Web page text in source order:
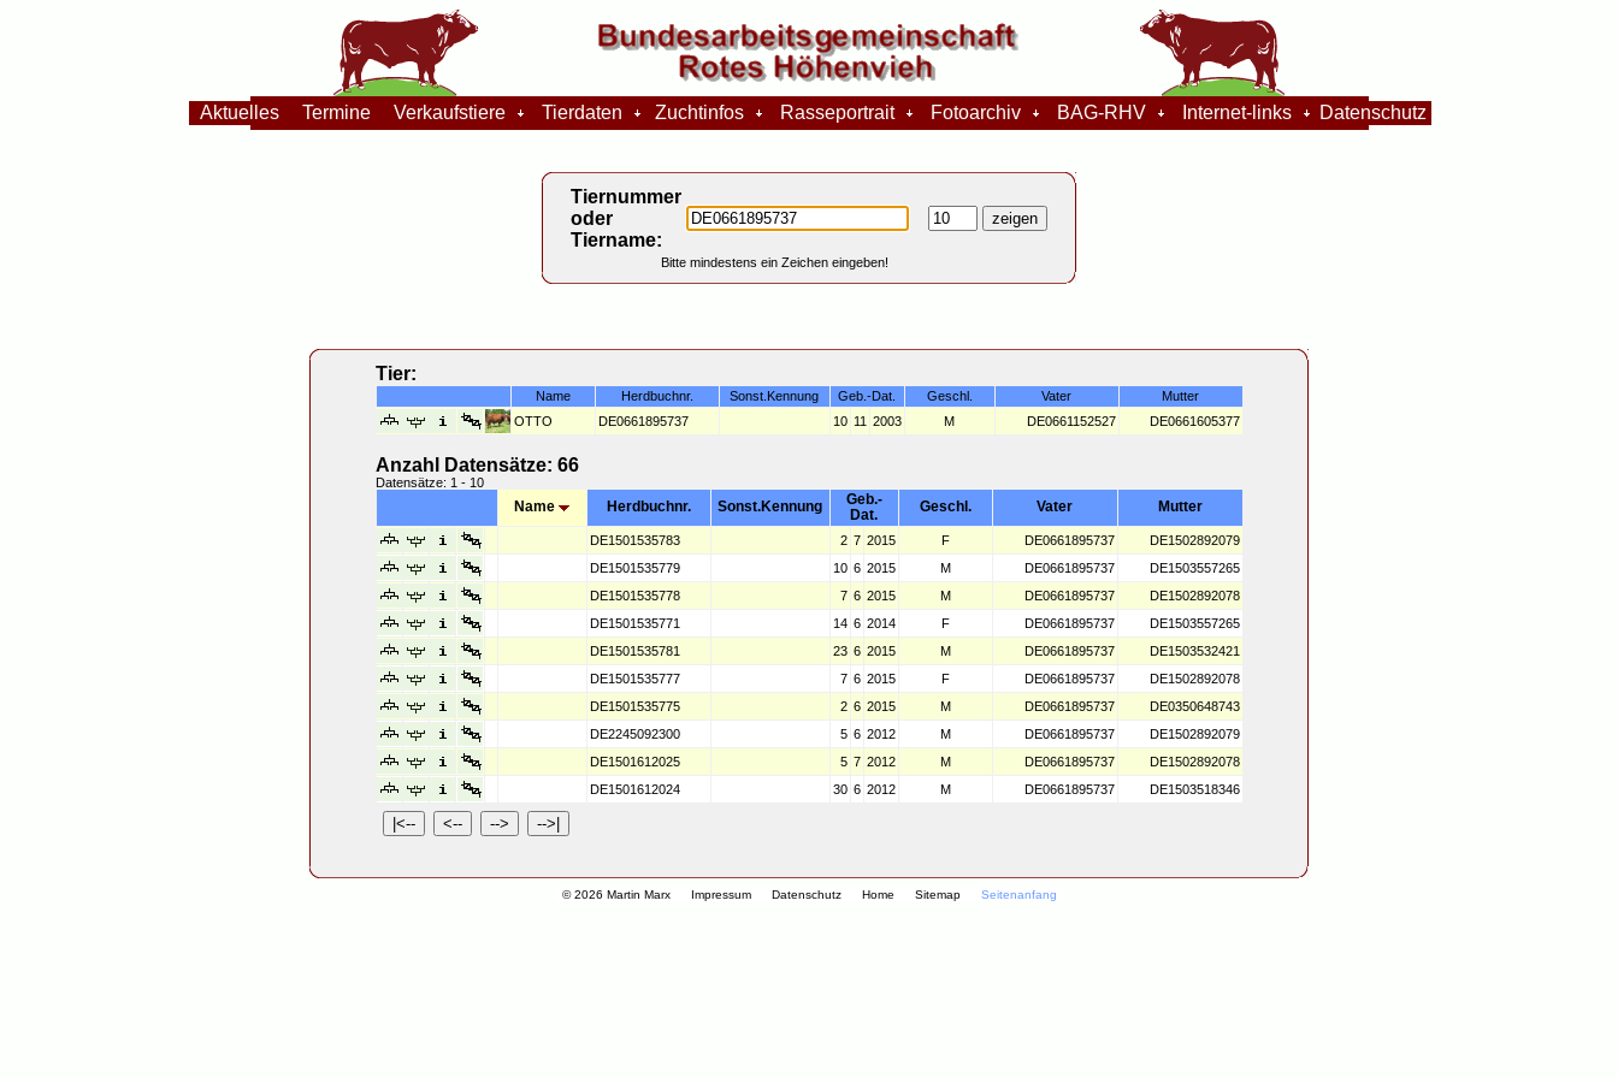
© 2026 Martin Marx Impressum Datenschutz Home Sitemap Seitenanfang
Aktuelles Termine Verkaufstiere Tierdaten Zuchtinfos Rasseportrait Fotoarchiv BAG-RHV Internet-links Datenschutz
Tiernummer
oder
Tiername:
Bitte mindestens ein Zeichen eingeben!
Tier:
Name Herdbuchnr. Sonst.Kennung Geb.-Dat. Geschl. Vater
Mutter
OTTO
DE0661895737 10 11 2003 M DE0661152527 DE0661605377
Anzahl Datensätze: 66
Datensätze: 1 - 10
Name Herdbuchnr. Sonst.Kennung
Geb.-
Dat.
Geschl. Vater Mutter
DE1501535783 2 7 2015 F DE0661895737
DE1502892079
DE1501535779
10 6 2015 M DE0661895737
DE1503557265
DE1501535778
7 6 2015 M DE0661895737
DE1502892078
DE1501535771
14 6 2014 F DE0661895737
DE1503557265
DE1501535781
23 6 2015 M DE0661895737
DE1503532421
DE1501535777
7 6 2015 F DE0661895737
DE1502892078
DE1501535775
2 6 2015 M DE0661895737
DE0350648743
DE2245092300
5 6 2012 M DE0661895737
DE1502892079
DE1501612025
5 7 2012 M DE0661895737
DE1502892078
DE1501612024
30 6 2012 M DE0661895737 DE1503518346